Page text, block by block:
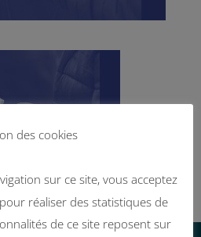
des cookies
sur ce site, vous acceptez
réaliser des statistiques de
de ce site reposent sur